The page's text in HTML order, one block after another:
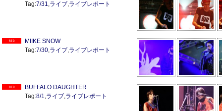
Tag:7/31,ライブ,ライブレポート
MIIKE SNOW
Tag:7/30,ライブ,ライブレポート
BUFFALO DAUGHTER
Tag:8/1,ライブ,ライブレポート